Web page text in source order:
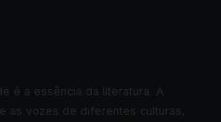
é a essência da literatura. A
as vozes de diferentes culturas,